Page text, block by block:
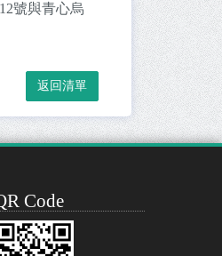
號與青心烏
Code